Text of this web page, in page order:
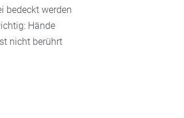
bedeckt werden
Hände
nicht berührt